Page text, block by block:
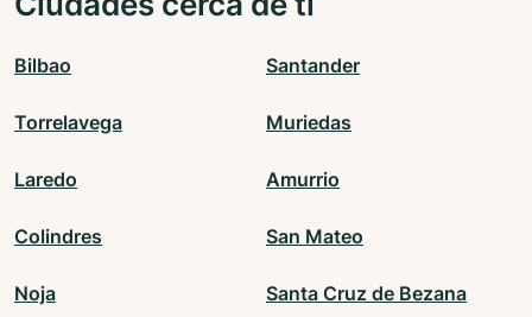
Bilbao Santander
Torrelavega Muriedas
Laredo Amurrio
Colindres San Mateo
Noja Santa Cruz de Bezana